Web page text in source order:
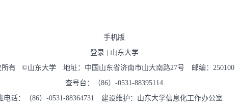
手机版
登录| 山东大学
所有 ©山东大学 地址：中国山东省济南市山大南路27号 邮编：250100
查号台：（86）-0531-88395114
电话：（86）-0531-88364731 建设维护：山东大学信息化工作办公室